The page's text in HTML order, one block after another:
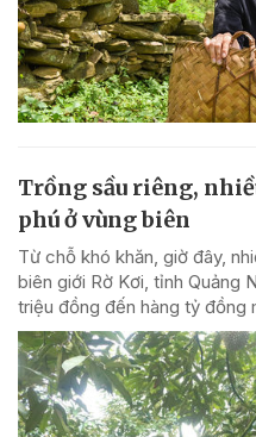
Trồng sầu riêng,
phú ở vùng biên
Từ chỗ khó khăn, giờ đây,
biên giới Rờ Kơi, tỉnh Quảng
triệu đồng đến hàng tỷ đồng